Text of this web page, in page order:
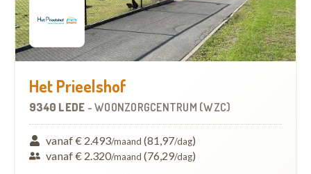
Het Prieelshof
9340 LEDE - WOONZORGCENTRUM (WZC)
vanaf € 2.493/maand (81,97/dag)
vanaf € 2.320/maand (76,29/dag)